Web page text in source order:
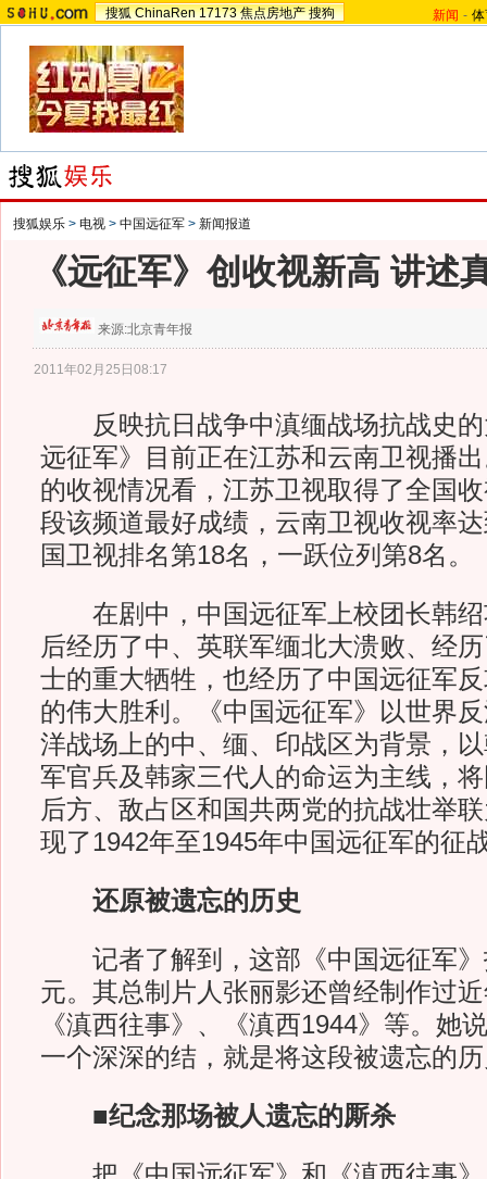
搜狐 ChinaRen 17173 焦点房地产 搜狗 新闻 -
搜狐娱乐 > 电视 > 中国远征军 > 新闻报道
《远征军》创收视新高 讲述
来源:北京青年报
2011年02月25日08:17
反映抗日战争中滇缅战场抗战史的
远征军》目前正在江苏和云南卫视播
的收视情况看，江苏卫视取得了全国
段该频道最好成绩，云南卫视收视率
国卫视排名第18名，一跃位列第8名。
在剧中，中国远征军上校团长韩绍
后经历了中、英联军缅北大溃败、经
士的重大牺牲，也经历了中国远征军
的伟大胜利。《中国远征军》以世界
洋战场上的中、缅、印战区为背景，
军官兵及韩家三代人的命运为主线，
后方、敌占区和国共两党的抗战壮举
现了1942年至1945年中国远征军的征
还原被遗忘的历史
记者了解到，这部《中国远征军》
元。其总制片人张丽影还曾经制作过
《滇西往事》、《滇西1944》等。她
一个深深的结，就是将这段被遗忘的
■纪念那场被人遗忘的厮杀